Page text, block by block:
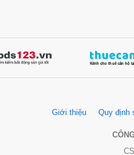
Giới thiệu Quy định